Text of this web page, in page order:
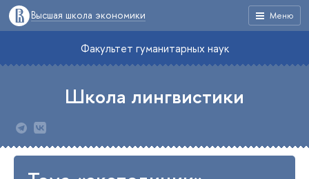
Меню
Высшая школа экономики
Факультет гуманитарных наук
Школа лингвистики